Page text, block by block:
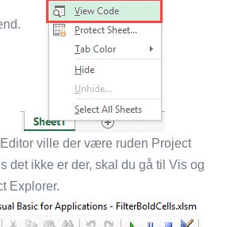
Editor ville der være ruden Project
det ikke er der, skal du gå til Vis og
Explorer.